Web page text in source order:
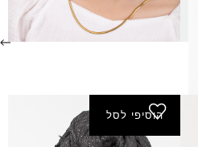
הוסיפי לסל